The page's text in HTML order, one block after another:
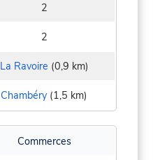
2
2
La Ravoire (0,9 km)
Chambéry (1,5 km)
Commerces